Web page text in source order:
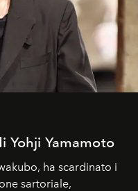
Yohji Yamamoto
ha scardinato i
sartoriale,